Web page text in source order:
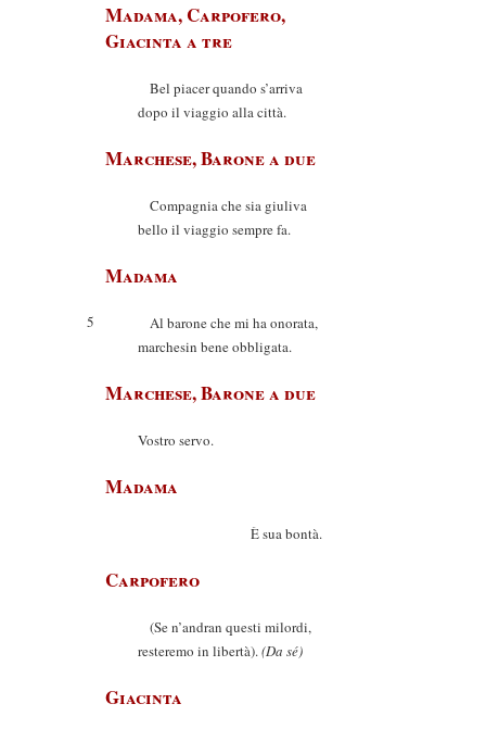
Madama, Carpofero,
Giacinta a tre
Bel piacer quando s’arriva
dopo il viaggio alla città.
Marchese, Barone a due
Compagnia che sia giuliva
bello il viaggio sempre fa.
Madama
5
Al barone che mi ha onorata,
marchesin bene obbligata.
Marchese, Barone a due
Vostro servo.
Madama
È sua bontà.
Carpofero
(Se n’andran questi milordi,
resteremo in libertà).(Da sé)
Giacinta